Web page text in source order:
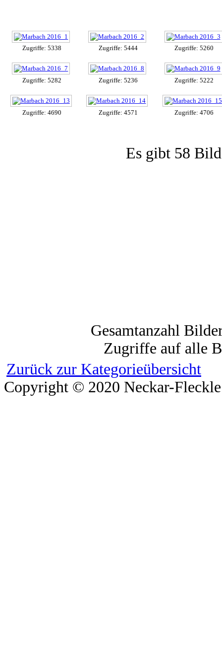
Zugriffe: 5338 Zugriffe: 5444 Zugriffe: 5260
Zugriffe: 5282 Zugriffe: 5236 Zugriffe: 5222
Zugriffe: 4690 Zugriffe: 4571 Zugriffe: 4706
Es gibt 58
Gesamtanzahl
Zugriffe auf alle
Zurück zur Kategorieübersicht
Copyright © 2020 Neckar-